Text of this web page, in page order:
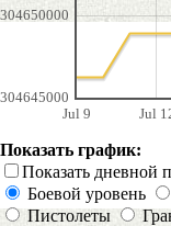
Jul 9 Jul
304645000
304650000
Показать график:
Показать дневной
Боевой уровень
Пистолеты